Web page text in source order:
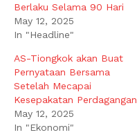
Berlaku Selama 90 Hari
May 12, 2025
In "Headline"
AS-Tiongkok akan Buat
Pernyataan Bersama
Setelah Mecapai
Kesepakatan Perdagangan
May 12, 2025
In "Ekonomi"